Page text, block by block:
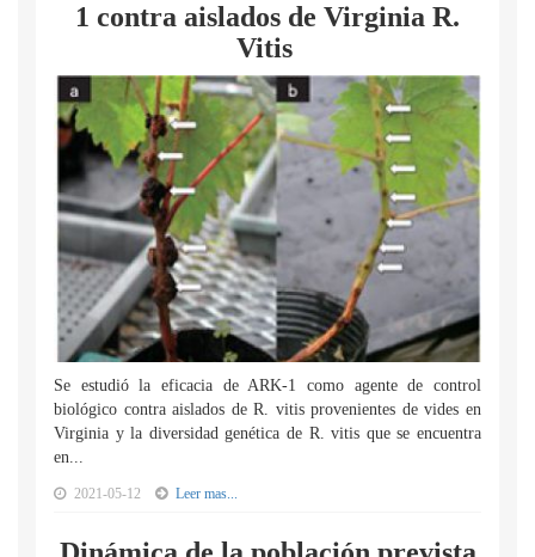
1 contra aislados de Virginia R.
Vitis
Se estudió la eficacia de ARK-1 como agente de control
biológico contra aislados de R. vitis provenientes de vides en
Virginia y la diversidad genética de R. vitis que se encuentra
en...
2021-05-12 Leer mas...